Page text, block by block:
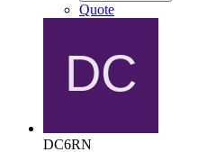
Quote
DC6RN